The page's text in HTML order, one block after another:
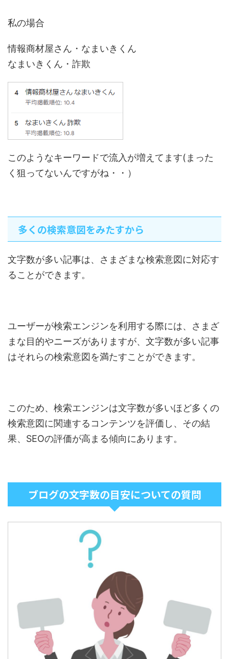
私の場合
情報商材屋さん・なまいきくん
なまいきくん・詐欺
このようなキーワードで流入が増えてます(まった
く狙ってないんですがね・・）
多くの検索意図をみたすから
文字数が多い記事は、さまざまな検索意図に対応す
ることができます。
ユーザーが検索エンジンを利用する際には、さまざ
まな目的やニーズがありますが、文字数が多い記事
はそれらの検索意図を満たすことができます。
このため、検索エンジンは文字数が多いほど多くの
検索意図に関連するコンテンツを評価し、その結
果、SEOの評価が高まる傾向にあります。
ブログの文字数の目安についての質問